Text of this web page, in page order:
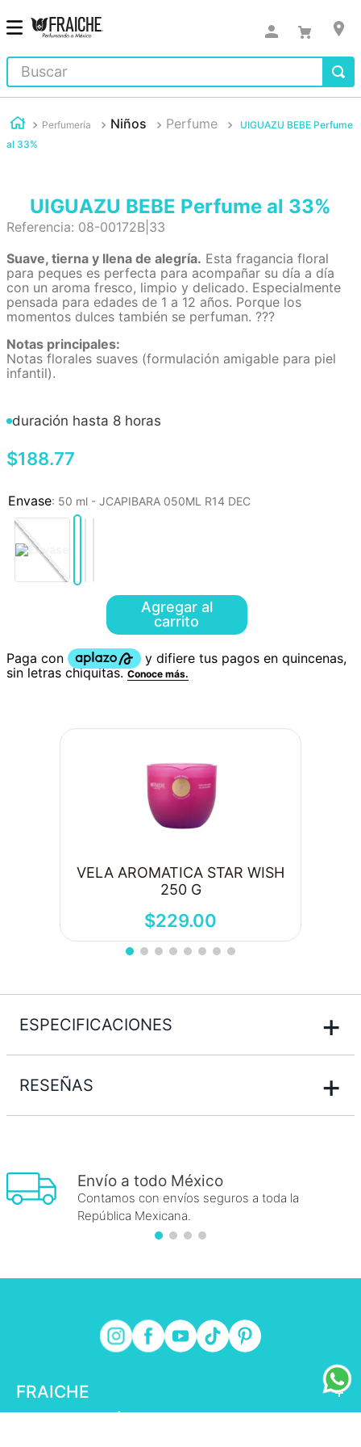
Buscar
Perfumería Niños Perfume
UIGUAZU BEBE Perfume
al 33%
UIGUAZU BEBE Perfume al 33%
Referencia: 08-00172B|33
Suave, tierna y llena de alegría. Esta fragancia floral
para peques es perfecta para acompañar su día a día
con un aroma fresco, limpio y delicado. Especialmente
pensada para edades de 1 a 12 años. Porque los
momentos dulces también se perfuman. ???
Notas principales:
Notas florales suaves (formulación amigable para piel
infantil).
duración hasta 8 horas
$188.77
: 50 ml - JCAPIBARA 050ML R14 DEC
Agregar al
carrito
VELA AROMATICA STAR WISH
250 G
$229.00
ESPECIFICACIONES +
RESEÑAS +
Envío a todo México
Contamos con envíos seguros a toda la
República Mexicana.
FRAICHE
+